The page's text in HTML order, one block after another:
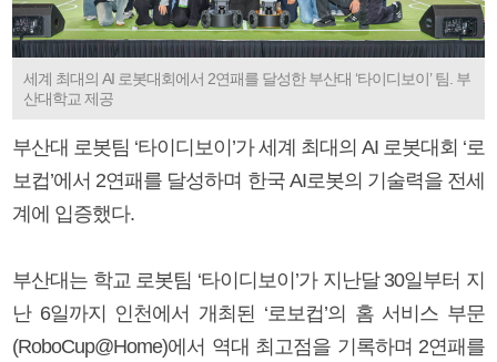
세계 최대의 AI 로봇대회에서 2연패를 달성한 부산대 ‘타이디보이’ 팀. 부
산대학교 제공
부산대 로봇팀 ‘타이디보이’가 세계 최대의 AI 로봇대회 ‘로
보컵’에서 2연패를 달성하며 한국 AI로봇의 기술력을 전세
계에 입증했다.
부산대는 학교 로봇팀 ‘타이디보이’가 지난달 30일부터 지
난 6일까지 인천에서 개최된 ‘로보컵’의 홈 서비스 부문
(RoboCup@Home)에서 역대 최고점을 기록하며 2연패를